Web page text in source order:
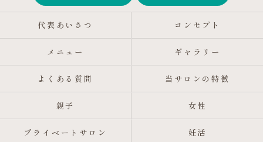
代表あいさつ コンセプト
メニュー ギャラリー
よくある質問 当サロンの特徴
親子 女性
プライベートサロン 妊活